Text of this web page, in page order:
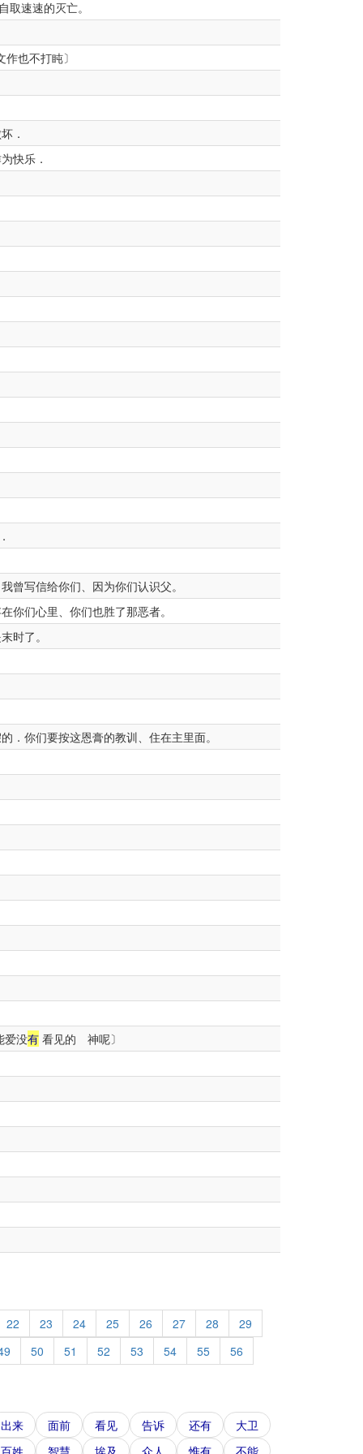
速速的灭亡。
也不打盹〕
．
快乐．
曾写信给你们、因为你们认识父。
们心里、你们也胜了那恶者。
时了。
．你们要按这恩膏的教训、住在主里面。
爱没有 看见的 神呢〕
22 23 24 25 26 27 28
29
50 51 52 53 54 55
56
出来 面前 看见 告诉 还有
大卫
百姓 智慧 埃及 众人 惟有 不能